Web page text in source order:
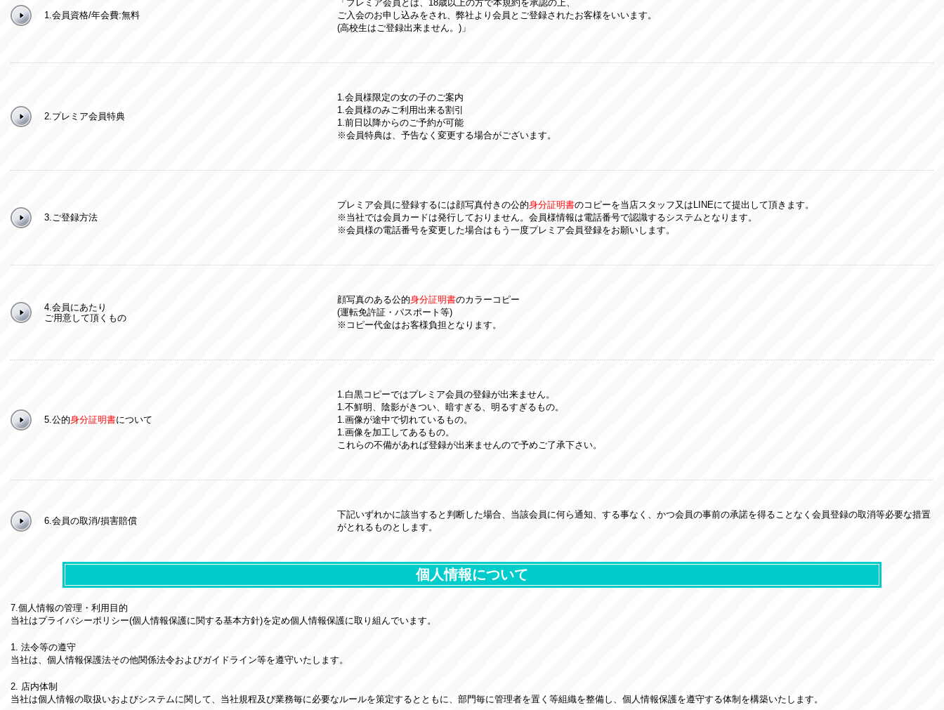
1.会員資格/年会費:無料
「プレミア会員とは、18歳以上の方で本規約を承認の上、
ご入会のお申し込みをされ、弊社より会員とご登録されたお客様をいいます。
(高校生はご登録出来ません。)」
2.プレミア会員特典
1.会員様限定の女の子のご案内
1.会員様のみご利用出来る割引
1.前日以降からのご予約が可能
※会員特典は、予告なく変更する場合がございます。
3.ご登録方法
プレミア会員に登録するには顔写真付きの公的身分証明書のコピーを当店スタッフ又はLINEにて提出して頂きます。
※当社では会員カードは発行しておりません。会員様情報は電話番号で認識するシステムとなります。
※会員様の電話番号を変更した場合はもう一度プレミア会員登録をお願いします。
4.会員にあたり
ご用意して頂くもの
顔写真のある公的身分証明書のカラーコピー
(運転免許証・パスポート等)
※コピー代金はお客様負担となります。
5.公的身分証明書について
1.白黒コピーではプレミア会員の登録が出来ません。
1.不鮮明、陰影がきつい、暗すぎる、明るすぎるもの。
1.画像が途中で切れているもの。
1.画像を加工してあるもの。
これらの不備があれば登録が出来ませんので予めご了承下さい。
6.会員の取消/損害賠償
下記いずれかに該当すると判断した場合、当該会員に何ら通知、する事なく、かつ会員の事前の承諾を得ることなく会員登録の取消等必要な措置
がとれるものとします。
個人情報について
7.個人情報の管理・利用目的
当社はプライバシーポリシー(個人情報保護に関する基本方針)を定め個人情報保護に取り組んでいます。
1. 法令等の遵守
当社は、個人情報保護法その他関係法令およびガイドライン等を遵守いたします。
2. 店内体制
当社は個人情報の取扱いおよびシステムに関して、当社規程及び業務毎に必要なルールを策定するとともに、部門毎に管理者を置く等組織を整備し、個人情報保護を遵守する体制を構築いたします。